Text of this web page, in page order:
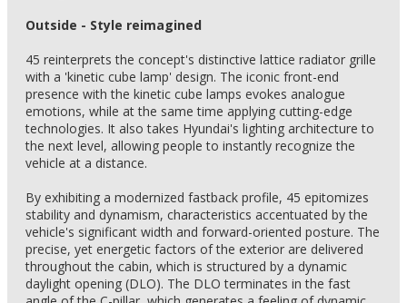
Outside - Style reimagined
45 reinterprets the concept's distinctive lattice radiator grille
with a 'kinetic cube lamp' design. The iconic front-end
presence with the kinetic cube lamps evokes analogue
emotions, while at the same time applying cutting-edge
technologies. It also takes Hyundai's lighting architecture to
the next level, allowing people to instantly recognize the
vehicle at a distance.
By exhibiting a modernized fastback profile, 45 epitomizes
stability and dynamism, characteristics accentuated by the
vehicle's significant width and forward-oriented posture. The
precise, yet energetic factors of the exterior are delivered
throughout the cabin, which is structured by a dynamic
daylight opening (DLO). The DLO terminates in the fast